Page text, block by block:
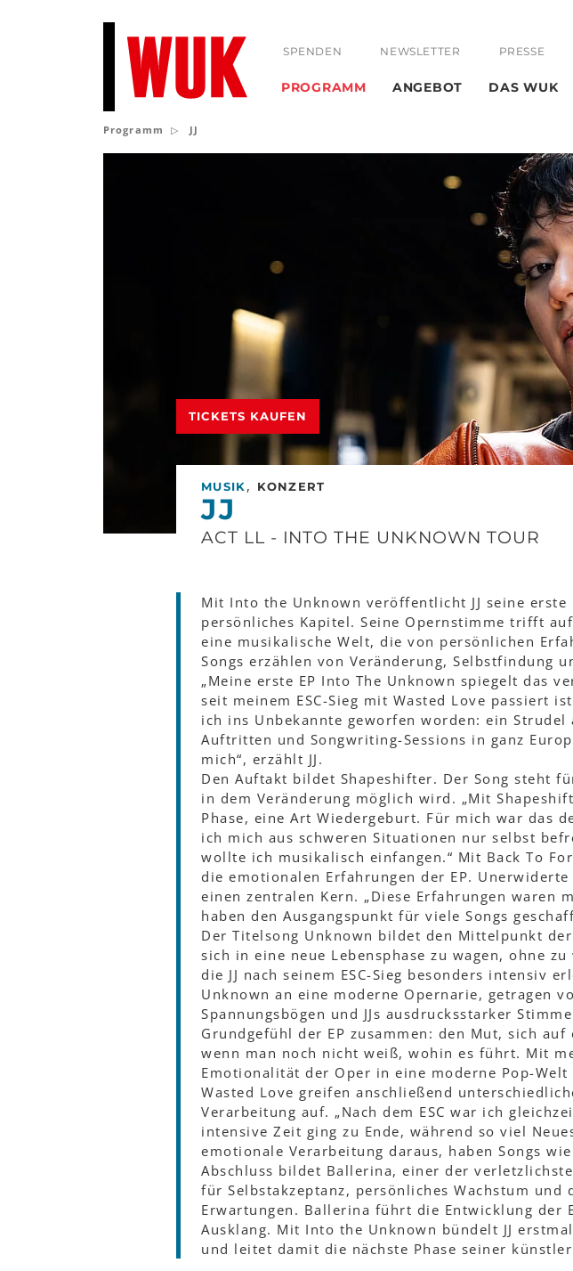
SPENDEN NEWSLETTER PRESSE
PROGRAMM ANGEBOT DAS WUK
Programm JJ
TICKETS KAUFEN
MUSIK, KONZERT
JJ
ACT LL - INTO THE UNKNOWN TOUR
Mit Into the Unknown veröffentlicht JJ seine
persönliches Kapitel. Seine Opernstimme trifft
eine musikalische Welt, die von persönlichen
Songs erzählen von Veränderung, Selbstfindung
„Meine erste EP Into The Unknown spiegelt das
seit meinem ESC-Sieg mit Wasted Love passiert
ich ins Unbekannte geworfen worden: ein
Auftritten und Songwriting-Sessions in ganz
mich“, erzählt JJ.
Den Auftakt bildet Shapeshifter. Der Song steht
in dem Veränderung möglich wird. „Mit
Phase, eine Art Wiedergeburt. Für mich war das
ich mich aus schweren Situationen nur selbst
wollte ich musikalisch einfangen.“ Mit Back To
die emotionalen Erfahrungen der EP.
einen zentralen Kern. „Diese Erfahrungen waren
haben den Ausgangspunkt für viele Songs
Der Titelsong Unknown bildet den Mittelpunkt
sich in eine neue Lebensphase zu wagen, ohne
die JJ nach seinem ESC-Sieg besonders intensiv
Unknown an eine moderne Opernarie, getragen
Spannungsbögen und JJs ausdrucksstarker
Grundgefühl der EP zusammen: den Mut, sich auf
wenn man noch nicht weiß, wohin es führt. Mit
Emotionalität der Oper in eine moderne Pop-Welt
Wasted Love greifen anschließend
Verarbeitung auf. „Nach dem ESC war ich
intensive Zeit ging zu Ende, während so viel
emotionale Verarbeitung daraus, haben Songs
Abschluss bildet Ballerina, einer der
für Selbstakzeptanz, persönliches Wachstum und
Erwartungen. Ballerina führt die Entwicklung der
Ausklang. Mit Into the Unknown bündelt JJ
und leitet damit die nächste Phase seiner